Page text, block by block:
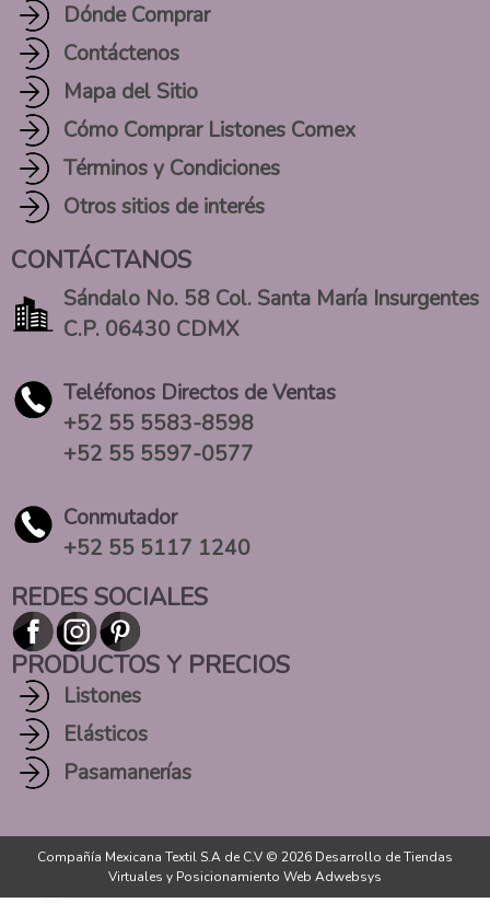
Dónde Comprar
Contáctenos
Mapa del Sitio
Cómo Comprar Listones Comex
Términos y Condiciones
Otros sitios de interés
CONTÁCTANOS
Sándalo No. 58 Col. Santa María Insurgentes
C.P. 06430 CDMX
Teléfonos Directos de Ventas
+52 55 5583-8598
+52 55 5597-0577
Conmutador
+52 55 5117 1240
REDES SOCIALES
PRODUCTOS Y PRECIOS
Listones
Elásticos
Pasamanerías
Compañía Mexicana Textil S.A de C.V © 2026 Desarrollo de Tiendas
Virtuales y Posicionamiento Web Adwebsys